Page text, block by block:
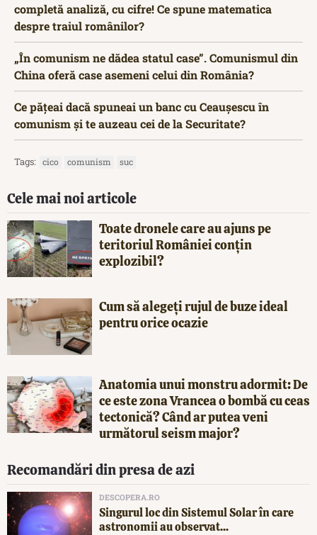
completă analiză, cu cifre! Ce spune matematica
despre traiul românilor?
„În comunism ne dădea statul case”. Comunismul din
China oferă case asemeni celui din România?
Ce pățeai dacă spuneai un banc cu Ceaușescu în
comunism și te auzeau cei de la Securitate?
Tags: cico comunism suc
Cele mai noi articole
Toate dronele care au ajuns pe
teritoriul României conțin
explozibil?
Cum să alegeți rujul de buze ideal
pentru orice ocazie
Anatomia unui monstru adormit: De
ce este zona Vrancea o bombă cu ceas
tectonică? Când ar putea veni
următorul seism major?
Recomandări din presa de azi
DESCOPERA.RO
Singurul loc din Sistemul Solar în care
astronomii au observat...